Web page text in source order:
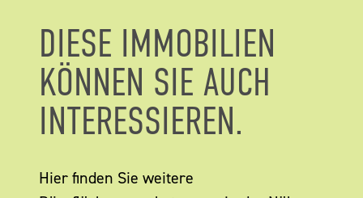
DIESE IMMOBILIEN
KÖNNEN SIE AUCH
INTERESSIEREN.
Hier finden Sie weitere